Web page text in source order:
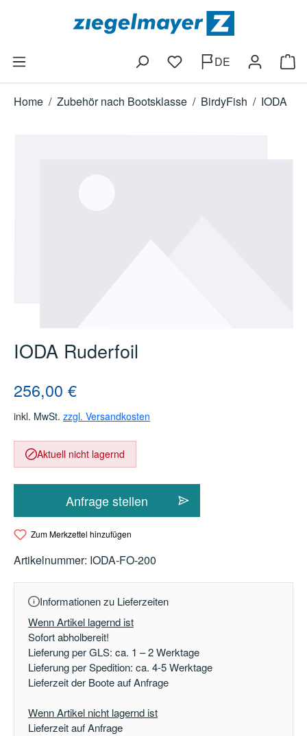
Zum Hauptinhalt springen
Du hast 0 Produkte auf
DE
Home / Zubehör nach Bootsklasse / BirdyFish / IODA
IODA Ruderfoil
Regulärer Preis:
256,00 €
inkl. MwSt. zzgl. Versandkosten
Aktuell nicht lagernd
Anfrage stellen
Zum Merkzettel hinzufügen
Artikelnummer: IODA-FO-200
Informationen zu Lieferzeiten
Wenn Artikel lagernd ist
Sofort abholbereit!
Lieferung per GLS: ca. 1 – 2 Werktage
Lieferung per Spedition: ca. 4-5 Werktage
Lieferzeit der Boote auf Anfrage
Wenn Artikel nicht lagernd ist
Lieferzeit auf Anfrage